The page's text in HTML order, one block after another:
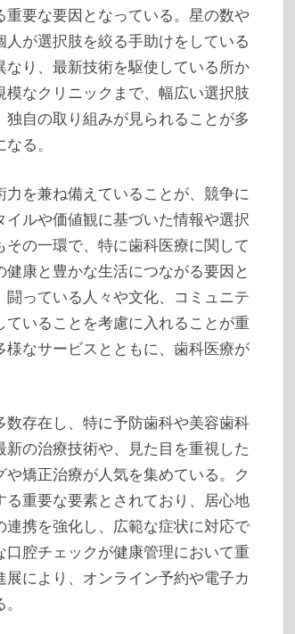
要な要因となっている。星の数や
が選択肢を絞る手助けをしている
り、最新技術を駆使している所か
なクリニックまで、幅広い選択肢
自の取り組みが見られることが多
る。
を兼ね備えていることが、競争に
ルや価値観に基づいた情報や選択
の一環で、特に歯科医療に関して
康と豊かな生活につながる要因と
っている人々や文化、コミュニテ
いることを考慮に入れることが重
なサービスとともに、歯科医療が
存在し、特に予防歯科や美容歯科
の治療技術や、見た目を重視した
矯正治療が人気を集めている。ク
重要な要素とされており、居心地
携を強化し、広範な症状に対応で
腔チェックが健康管理において重
により、オンライン予約や電子カ